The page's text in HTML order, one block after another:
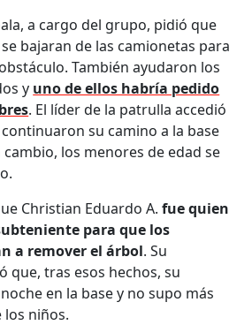
a cargo del grupo, pidió que
bajaran de las camionetas para
También ayudaron los
y uno de ellos habría pedido
. El líder de la patrulla accedió
su camino a la base
cambio, los menores de edad se
Christian Eduardo A.fue quien
para que los
a remover el árbol. Su
que, tras esos hechos, su
en la base y no supo más
niños.